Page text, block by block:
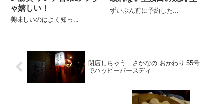
ゃ嬉しい！
美味しいのはよく知っ...
ずいぶん前に予約した...
閉店しちゃう さかなの おかわり 55号
でハッピーパースディ